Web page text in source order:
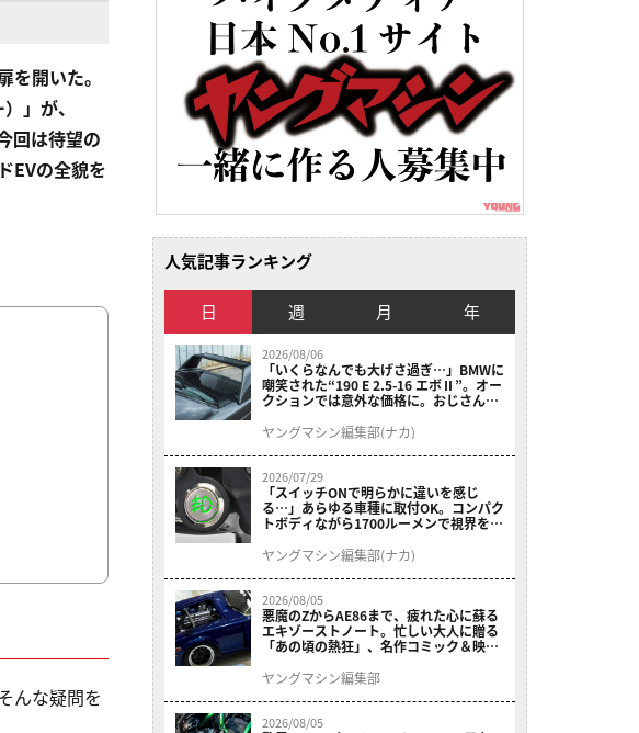
開いた。
」が、
回は待望の
EVの全貌を
んな疑問を
人気記事ランキング
日 週 月 年
2026/08/06
「いくらなんでも大げさ過ぎ…」BMWに
嘲笑された“190 E 2.5-16 エボⅡ”。オー
クションでは意外な価格に。おじさん達
ヤングマシン編集部(ナカ)
2026/07/29
「スイッチONで明らかに違いを感じ
る…」あらゆる車種に取付OK。コンパク
トボディながら1700ルーメンで視界を確
ニット プレシャスレイ スモール］
ヤングマシン編集部(ナカ)
2026/08/05
悪魔のZからAE86まで、疲れた心に蘇る
エキゾーストノート。忙しい大人に贈る
「あの頃の熱狂」、名作コミック＆映画
結！
ヤングマシン編集部
2026/08/05